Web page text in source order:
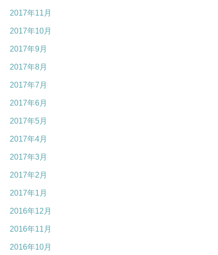
2017年11月
2017年10月
2017年9月
2017年8月
2017年7月
2017年6月
2017年5月
2017年4月
2017年3月
2017年2月
2017年1月
2016年12月
2016年11月
2016年10月